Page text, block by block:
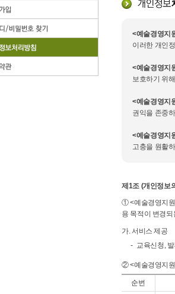
<예술경영지
이러한 개인
<예술경영지
보호하기 위
<예술경영지
권익을 존중
<예술경영지
고충을 원활
제1조 (개인정보
① <예술경영지원
용 목적이 변경
가. 서비스 제공
교육신청,
② <예술경영지원
순번